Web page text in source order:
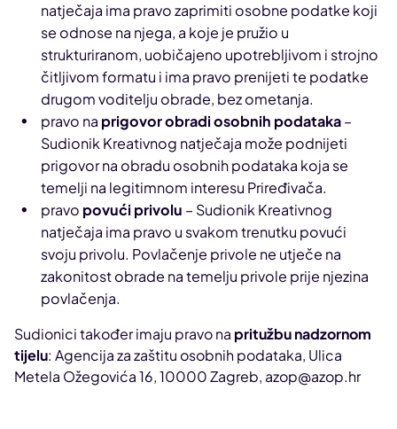
natječaja ima pravo zaprimiti osobne podatke koji
se odnose na njega, a koje je pružio u
strukturiranom, uobičajeno upotrebljivom i strojno
čitljivom formatu i ima pravo prenijeti te podatke
drugom voditelju obrade, bez ometanja.
pravo na prigovor obradi osobnih podataka–
Sudionik Kreativnog natječaja može podnijeti
prigovor na obradu osobnih podataka koja se
temelji na legitimnom interesu Priređivača.
pravo povući privolu – Sudionik Kreativnog
natječaja ima pravo u svakom trenutku povući
svoju privolu. Povlačenje privole ne utječe na
zakonitost obrade na temelju privole prije njezina
povlačenja.
Sudionici također imaju pravo na pritužbu nadzornom
tijelu: Agencija za zaštitu osobnih podataka, Ulica
Metela Ožegovića 16, 10000 Zagreb, azop@azop.hr